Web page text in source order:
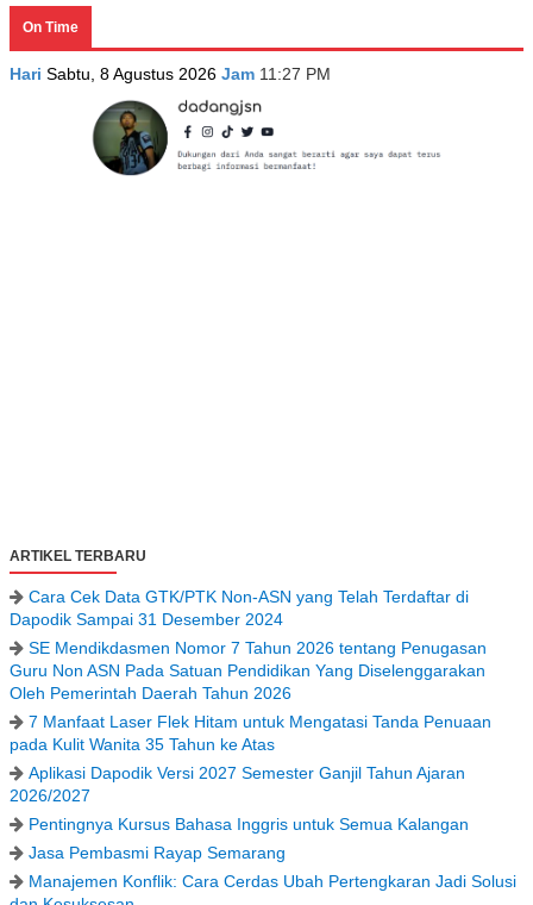
On Time
Hari Sabtu, 8 Agustus 2026 Jam 11:27 PM
ARTIKEL TERBARU
Cara Cek Data GTK/PTK Non-ASN yang Telah Terdaftar di
Dapodik Sampai 31 Desember 2024
SE Mendikdasmen Nomor 7 Tahun 2026 tentang Penugasan
Guru Non ASN Pada Satuan Pendidikan Yang Diselenggarakan
Oleh Pemerintah Daerah Tahun 2026
7 Manfaat Laser Flek Hitam untuk Mengatasi Tanda Penuaan
pada Kulit Wanita 35 Tahun ke Atas
Aplikasi Dapodik Versi 2027 Semester Ganjil Tahun Ajaran
2026/2027
Pentingnya Kursus Bahasa Inggris untuk Semua Kalangan
Jasa Pembasmi Rayap Semarang
Manajemen Konflik: Cara Cerdas Ubah Pertengkaran Jadi Solusi